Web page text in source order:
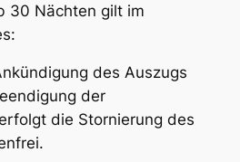
30 Nächten gilt im
des Auszugs
der
die Stornierung des